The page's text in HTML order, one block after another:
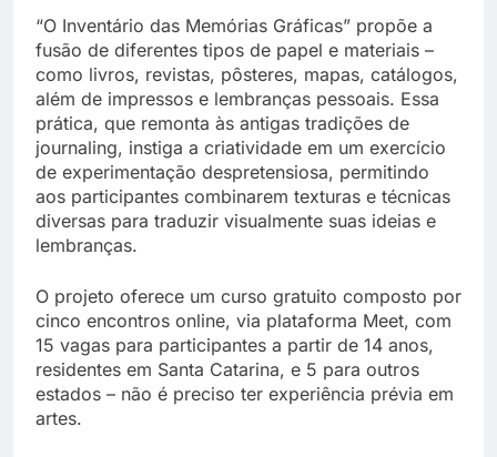
“O Inventário das Memórias Gráficas” propõe a
fusão de diferentes tipos de papel e materiais –
como livros, revistas, pôsteres, mapas, catálogos,
além de impressos e lembranças pessoais. Essa
prática, que remonta às antigas tradições de
journaling, instiga a criatividade em um exercício
de experimentação despretensiosa, permitindo
aos participantes combinarem texturas e técnicas
diversas para traduzir visualmente suas ideias e
lembranças.
O projeto oferece um curso gratuito composto por
cinco encontros online, via plataforma Meet, com
15 vagas para participantes a partir de 14 anos,
residentes em Santa Catarina, e 5 para outros
estados – não é preciso ter experiência prévia em
artes.